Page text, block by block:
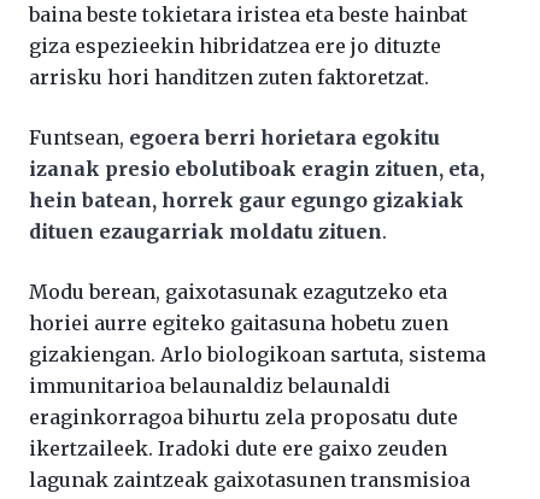
baina beste tokietara iristea eta beste hainbat
giza espezieekin hibridatzea ere jo dituzte
arrisku hori handitzen zuten faktoretzat.
Funtsean, egoera berri horietara egokitu
izanak presio ebolutiboak eragin zituen, eta,
hein batean, horrek gaur egungo gizakiak
dituen ezaugarriak moldatu zituen.
Modu berean, gaixotasunak ezagutzeko eta
horiei aurre egiteko gaitasuna hobetu zuen
gizakiengan. Arlo biologikoan sartuta, sistema
immunitarioa belaunaldiz belaunaldi
eraginkorragoa bihurtu zela proposatu dute
ikertzaileek. Iradoki dute ere gaixo zeuden
lagunak zaintzeak gaixotasunen transmisioa